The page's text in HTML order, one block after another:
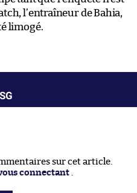
l’entraîneur de Bahia,
limogé.
sur cet article.
connectant